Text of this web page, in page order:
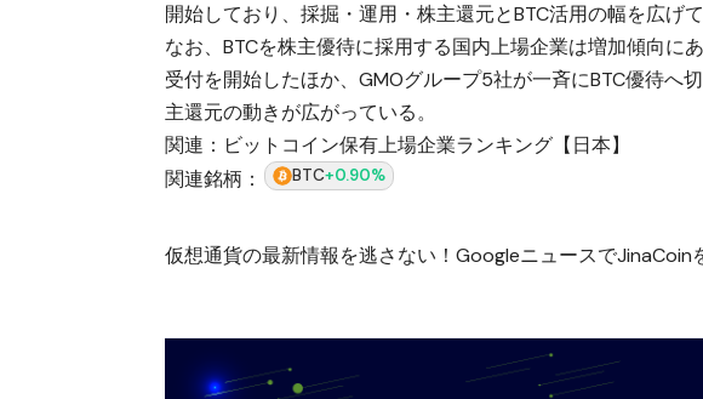
開始しており、採掘・運用・株主還元とBTC活用の幅を広げて
なお、BTCを株主優待に採用する国内上場企業は増加傾向に
受付を開始したほか、GMOグループ5社が一斉にBTC優待へ
主還元の動きが広がっている。
関連： ビットコイン保有上場企業ランキング【日本】
関連銘柄：
BTC+0.90%
仮想通貨の最新情報を逃さない！GoogleニュースでJinaCoin